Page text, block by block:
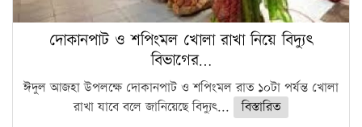
দোকানপাট ও শপিংমল খোলা রাখা নিয়ে বিদ্যুৎ
বিভাগের…
ঈদুল আজহা উপলক্ষে দোকানপাট ও শপিংমল রাত ১০টা পর্যন্ত খোলা
রাখা যাবে বলে জানিয়েছে বিদ্যুৎ...
বিস্তারিত